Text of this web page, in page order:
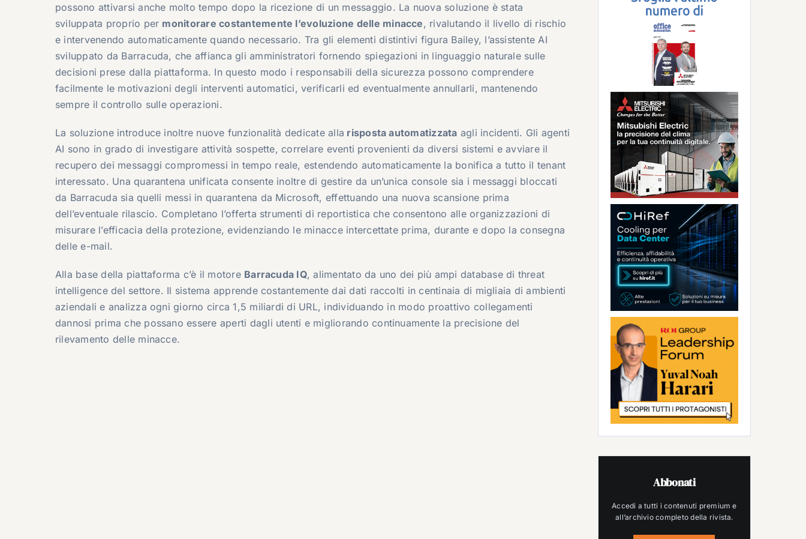
possono attivarsi anche molto tempo dopo la ricezione di un messaggio. La nuova soluzione è stata
sviluppata proprio per monitorare costantemente l’evoluzione delle minacce, rivalutando il livello di rischio
e intervenendo automaticamente quando necessario. Tra gli elementi distintivi figura Bailey, l’assistente AI
sviluppato da Barracuda, che affianca gli amministratori fornendo spiegazioni in linguaggio naturale sulle
decisioni prese dalla piattaforma. In questo modo i responsabili della sicurezza possono comprendere
facilmente le motivazioni degli interventi automatici, verificarli ed eventualmente annullarli, mantenendo
sempre il controllo sulle operazioni.
La soluzione introduce inoltre nuove funzionalità dedicate alla risposta automatizzata agli incidenti. Gli agenti
AI sono in grado di investigare attività sospette, correlare eventi provenienti da diversi sistemi e avviare il
recupero dei messaggi compromessi in tempo reale, estendendo automaticamente la bonifica a tutto il tenant
interessato. Una quarantena unificata consente inoltre di gestire da un’unica console sia i messaggi bloccati
da Barracuda sia quelli messi in quarantena da Microsoft, effettuando una nuova scansione prima
dell’eventuale rilascio. Completano l’offerta strumenti di reportistica che consentono alle organizzazioni di
misurare l’efficacia della protezione, evidenziando le minacce intercettate prima, durante e dopo la consegna
delle e-mail.
Alla base della piattaforma c’è il motore Barracuda IQ, alimentato da uno dei più ampi database di threat
intelligence del settore. Il sistema apprende costantemente dai dati raccolti in centinaia di migliaia di ambienti
aziendali e analizza ogni giorno circa 1,5 miliardi di URL, individuando in modo proattivo collegamenti
dannosi prima che possano essere aperti dagli utenti e migliorando continuamente la precisione del
rilevamento delle minacce.
Abbonati
Accedi a tutti i contenuti premium e
all’archivio completo della rivista.